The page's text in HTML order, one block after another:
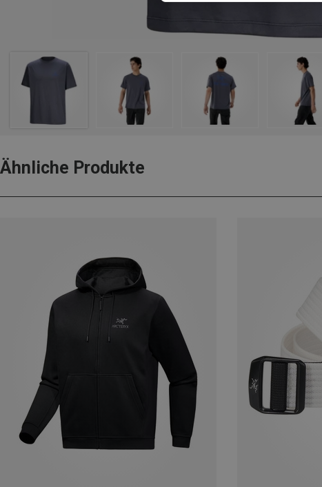
Ähnliche Produkte